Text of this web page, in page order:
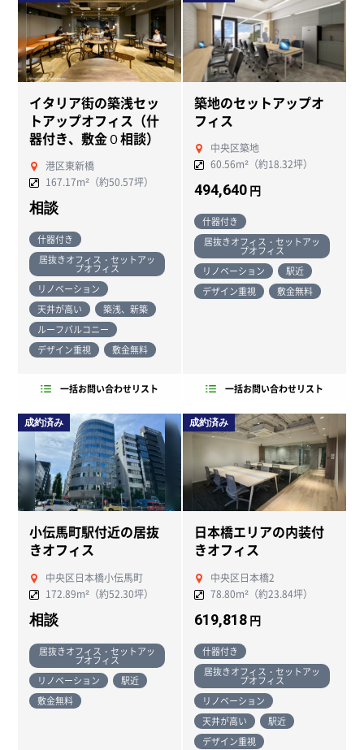
イタリア街の築浅セッ
トアップオフィス（什
器付き、敷金０相談）
港区東新橋
167.17m²（約50.57坪）
相談
什器付き
居抜きオフィス・セットアッ
プオフィス
リノベーション
天井が高い
築浅、新築
ルーフバルコニー
デザイン重視
敷金無料
一括お問い合わせリスト
築地のセットアップオ
フィス
中央区築地
60.56m²（約18.32坪）
494,640 円
什器付き
居抜きオフィス・セットアッ
プオフィス
リノベーション
駅近
デザイン重視
敷金無料
一括お問い合わせリスト
成約済み
小伝馬町駅付近の居抜
きオフィス
中央区日本橋小伝馬町
172.89m²（約52.30坪）
相談
居抜きオフィス・セットアッ
プオフィス
リノベーション
駅近
敷金無料
成約済み
日本橋エリアの内装付
きオフィス
中央区日本橋2
78.80m²（約23.84坪）
619,818 円
什器付き
居抜きオフィス・セットアッ
プオフィス
リノベーション
天井が高い
駅近
デザイン重視